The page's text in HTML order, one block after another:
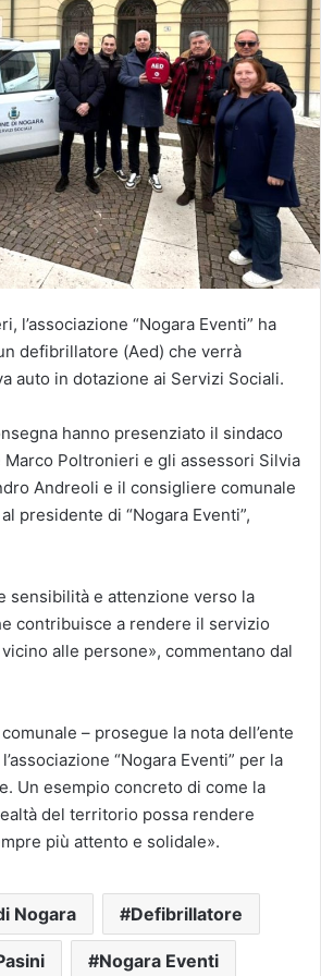
l’associazione “Nogara Eventi” ha
defibrillatore (Aed) che verrà
auto in dotazione ai Servizi Sociali.
hanno presenziato il sindaco
Marco Poltronieri e gli assessori Silvia
Andreoli e il consigliere comunale
presidente di “Nogara Eventi”,
sensibilità e attenzione verso la
contribuisce a rendere il servizio
alle persone», commentano dal
– prosegue la nota dell’ente
“Nogara Eventi” per la
Un esempio concreto di come la
del territorio possa rendere
più attento e solidale».
Nogara Defibrillatore
Nogara Eventi